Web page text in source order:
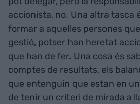
accionista, no. Una altra tasca
formar a aquelles persones
gestió, potser han heretat
que han de fer. Una cosa és
comptes de resultats, els
que entenguin que estan en
de tenir un criteri de mirada a